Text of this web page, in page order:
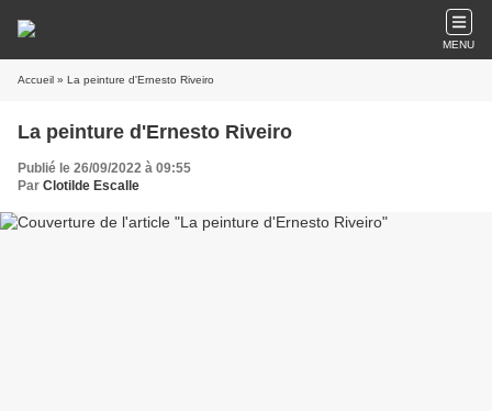
MENU
Accueil » La peinture d'Ernesto Riveiro
La peinture d'Ernesto Riveiro
Publié le 26/09/2022 à 09:55
Par Clotilde Escalle